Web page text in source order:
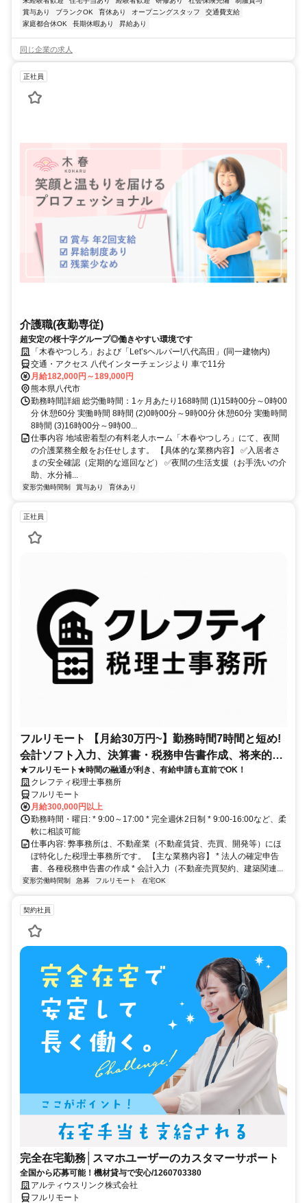
賞与あり
ブランクOK 育休あり オープニングスタッフ
交通費支給
家庭都合休OK
長期休暇あり 昇給あり
同じ企業の求人
正社員
介護職(夜勤専従)
超安定の桜十字グループ◎働きやすい環境です
「木春やつしろ」および「Let’sヘルパー!八代高田」(同一建物内)
交通・アクセス 八代インターチェンジより 車で11分
月給182,000円～189,000円
熊本県八代市
勤務時間詳細 総労働時間：1ヶ月あたり168時間 (1)15時00分～0時00
分 休憩60分 実働時間 8時間 (2)0時00分～9時00分 休憩60分 実働時間
8時間 (3)16時00分～9時00...
仕事内容 地域密着型の有料老人ホーム「木春やつしろ」にて、夜間
の介護業務全般をお任せします。 【具体的な業務内容】 ✅入居者さ
まの安全確認（定期的な巡回など） ✅夜間の生活支援（お手洗いの介
助、水分補...
変形労働時間制 賞与あり 育休あり
正社員
フルリモート 【月給30万円~】勤務時間7時間と短め!
会計ソフト入力、決算書・税務申告書作成、将来的に
決算説明も
★フルリモート★時間の融通が利き、有給申請も直前でOK！
クレフティ税理士事務所
フルリモート
月給300,000円以上
勤務時間・曜日: * 9:00～17:00 * 完全週休2日制 * 9:00-16:00など、柔
軟に相談可能
仕事内容: 弊事務所は、不動産業（不動産賃貸、売買、開発等）にほ
ぼ特化した税理士事務所です。 【主な業務内容】 * 法人の確定申告
書、各種税務申告書の作成 * 会計入力（不動産売買契約、建築関連...
変形労働時間制 急募 フルリモート 在宅OK
契約社員
完全在宅勤務│スマホユーザーのカスタマーサポート
全国から応募可能！機材貸与で安心/1260703380
アルティウスリンク株式会社
フルリモート